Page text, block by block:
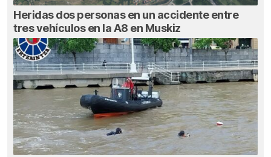
Heridas dos personas en un accidente entre
tres vehículos en la A8 en Muskiz